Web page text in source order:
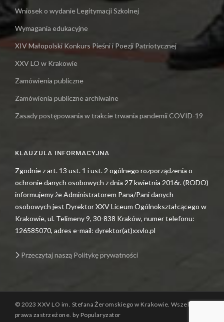
Wniosek o wydanie Legitymacji Szkolnej
Wymagania edukacyjne
XIV Małopolski Konkurs Pieśni i Poezji Patriotycznej
XXV LO w Krakowie
Zamówienia publiczne
Zamówienia publiczne archiwalne
Zasady postępowania w trakcie trwania pandemii COVID-19
KLAUZULA INFORMACYJNA
Zgodnie z art. 13 ust. 1 i ust. 2 ogólnego rozporządzenia o
ochronie danych osobowych z dnia 27 kwietnia 2016r. (RODO)
informujemy że Administratorem Pana/Pani danych
osobowych jest Dyrektor XXV Liceum Ogólnokształcącego w
Krakowie, ul. Telimeny 9, 30-838 Kraków, numer telefonu:
126585070, adres e-mail: dyrektor(at)xxvlo.pl
Przeczytaj naszą Politykę prywatności
© 2023 XXV LO im. Stefana Żeromskiego w Krakowie. Wszelkie
prawa zastrzeżone. by Popularyzator